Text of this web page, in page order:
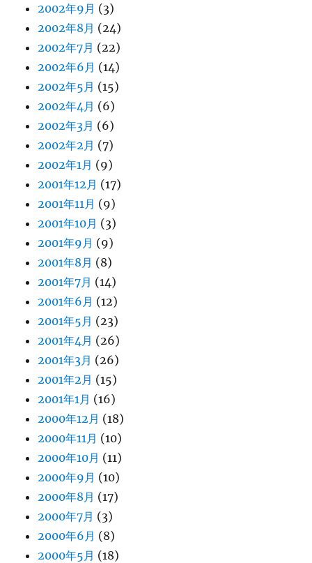
2002年9月 (3)
2002年8月 (24)
2002年7月 (22)
2002年6月 (14)
2002年5月 (15)
2002年4月 (6)
2002年3月 (6)
2002年2月 (7)
2002年1月 (9)
2001年12月 (17)
2001年11月 (9)
2001年10月 (3)
2001年9月 (9)
2001年8月 (8)
2001年7月 (14)
2001年6月 (12)
2001年5月 (23)
2001年4月 (26)
2001年3月 (26)
2001年2月 (15)
2001年1月 (16)
2000年12月 (18)
2000年11月 (10)
2000年10月 (11)
2000年9月 (10)
2000年8月 (17)
2000年7月 (3)
2000年6月 (8)
2000年5月 (18)